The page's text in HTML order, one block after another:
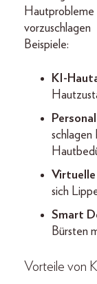
Beispiele:
KI-
schlagen
Virtuelle
sich
Smart
Bürsten
Vorteile von